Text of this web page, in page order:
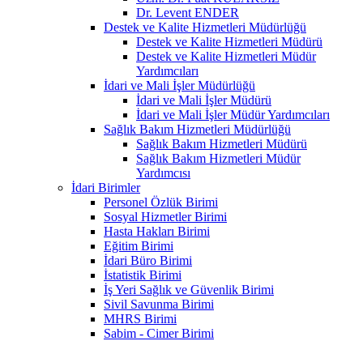
Dr. Levent ENDER
Destek ve Kalite Hizmetleri Müdürlüğü
Destek ve Kalite Hizmetleri Müdürü
Destek ve Kalite Hizmetleri Müdür
Yardımcıları
İdari ve Mali İşler Müdürlüğü
İdari ve Mali İşler Müdürü
İdari ve Mali İşler Müdür Yardımcıları
Sağlık Bakım Hizmetleri Müdürlüğü
Sağlık Bakım Hizmetleri Müdürü
Sağlık Bakım Hizmetleri Müdür
Yardımcısı
İdari Birimler
Personel Özlük Birimi
Sosyal Hizmetler Birimi
Hasta Hakları Birimi
Eğitim Birimi
İdari Büro Birimi
İstatistik Birimi
İş Yeri Sağlık ve Güvenlik Birimi
Sivil Savunma Birimi
MHRS Birimi
Sabim - Cimer Birimi